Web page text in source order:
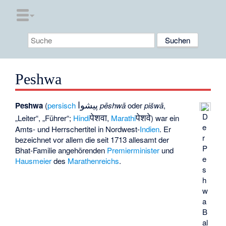
Peshwa
D
e
r
P
e
s
h
w
a
B
al
Peshwa (persisch پیشوا pēshwāoderpišwā,
„Leiter“, „Führer“; Hindiपेशवा, Marathiपेशवे) war ein
Amts- und Herrschertitel in Nordwest-Indien. Er
bezeichnet vor allem die seit 1713 allesamt der
Bhat-Familieangehörenden Premierminister und
Hausmeierdes Marathenreichs.